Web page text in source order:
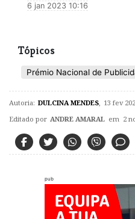
6 jan 2023 10:16
Tópicos
Prémio Nacional de
Autoria: DULCINA MENDES 13 fev
Editado por ANDRE AMARAL em 2
pub